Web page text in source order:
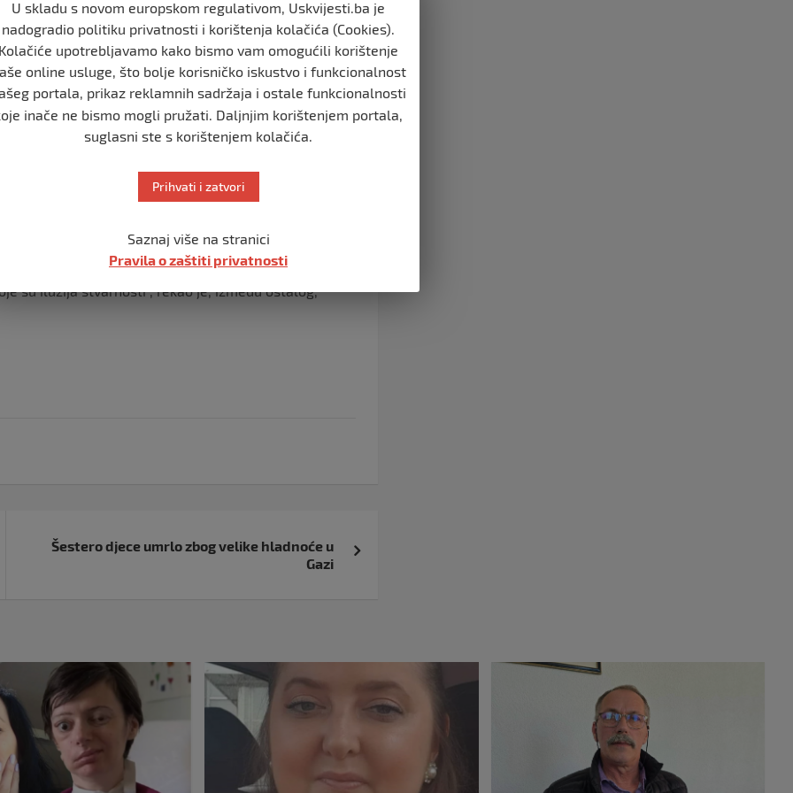
dva zastupnika, dok nije bilo suzdržanih.
klubova SDP-a BiH Saša Magazinović, NiP-a Nihad
Rejhana Dervišević, Ermina Salkičević-Dizdarević,
i Aida Baručija, saopšteno je iz Parlamentarne
jednoj od sjednica Predstavničkog doma
zakona. Trojka je tada odlučila raskinuti
na red došle i smjene ministara iz ove stranke.
za smjenu. Kazao je da je prekršen koalicioni
su iluzija stvarnosti”, rekao je, između ostalog,
Šestero djece umrlo zbog velike hladnoće u
Gazi
U skladu s novom europskom regulativom, Uskvijesti.ba je
nadogradio politiku privatnosti i korištenja kolačića (Cookies).
Kolačiće upotrebljavamo kako bismo vam omogućili korištenje
online usluge, što bolje korisničko iskustvo i funkcionalnost
portala, prikaz reklamnih sadržaja i ostale funkcionalnosti
inače ne bismo mogli pružati. Daljnjim korištenjem portala,
suglasni ste s korištenjem kolačića.
Prihvati i zatvori
Saznaj više na stranici
Pravila o zaštiti privatnosti